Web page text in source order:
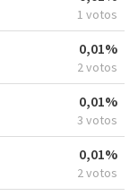
1 votos
0,01%
2 votos
0,01%
3 votos
0,01%
2 votos